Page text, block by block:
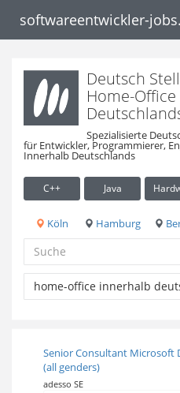
softwareentwickler-
Deutsch
Home-
Spezialisierte
für Entwickler, Programmierer,
Innerhalb Deutschlands
C++ Java
Köln Hamburg
Senior Consultant Microsoft
(all genders)
adesso SE